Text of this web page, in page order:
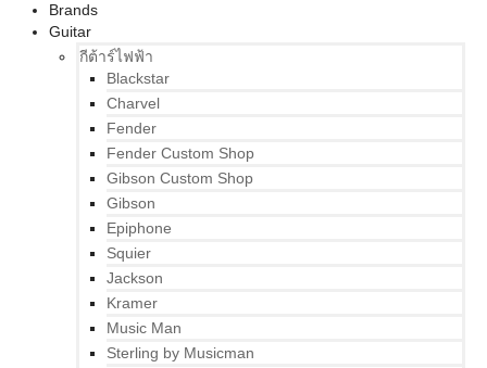
Brands
Guitar
กีต้าร์ไฟฟ้า
Blackstar
Charvel
Fender
Fender Custom Shop
Gibson Custom Shop
Gibson
Epiphone
Squier
Jackson
Kramer
Music Man
Sterling by Musicman